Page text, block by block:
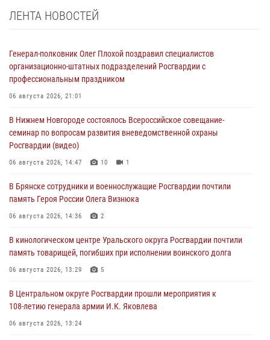
ЛЕНТА НОВОСТЕЙ
Генерал-полковник Олег Плохой поздравил специалистов
организационно-штатных подразделений Росгвардии с
профессиональным праздником
06 августа 2026, 21:01
В Нижнем Новгороде состоялось Всероссийское совещание-
семинар по вопросам развития вневедомственной охраны
Росгвардии (видео)
06 августа 2026, 14:47 10 1
В Брянске сотрудники и военнослужащие Росгвардии почтили
память Героя России Олега Визнюка
06 августа 2026, 14:36 2
В кинологическом центре Уральского округа Росгвардии почтили
память товарищей, погибших при исполнении воинского долга
06 августа 2026, 13:29 5
В Центральном округе Росгвардии прошли мероприятия к
108‑летию генерала армии И.К. Яковлева
06 августа 2026, 13:24